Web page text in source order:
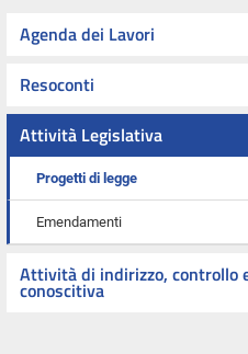
Agenda dei Lavori
Resoconti
Attività Legislativa
Progetti di legge
Emendamenti
Attività di indirizzo, controllo
conoscitiva